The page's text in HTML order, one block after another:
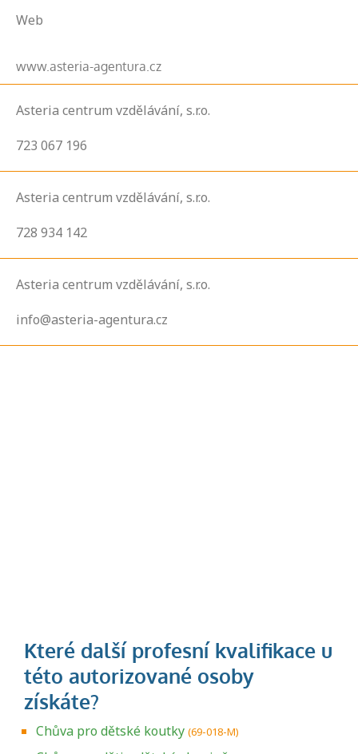
Web
www.asteria-agentura.cz
Asteria centrum vzdělávání, s.r.o.
723 067 196
Asteria centrum vzdělávání, s.r.o.
728 934 142
Asteria centrum vzdělávání, s.r.o.
info@asteria-agentura.cz
Chůva pro dětské koutky (69-018-M)